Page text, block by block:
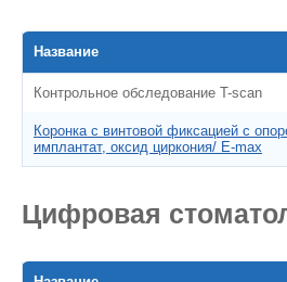
Название
Контрольное обследование T-scan
Коронка с винтовой фиксацией с
имплантат, оксид циркония/ E-max
Цифровая